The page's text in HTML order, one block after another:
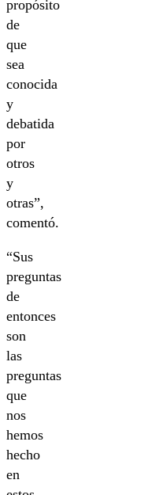
propósito
de
que
sea
conocida
y
debatida
por
otros
y
otras”,
comentó.
“Sus
preguntas
de
entonces
son
las
preguntas
que
nos
hemos
hecho
en